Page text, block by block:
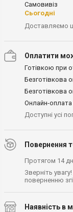
Самовивіз
Сьогодні
Доставляємо
Оплатити
Готівкою при
Безготівкова
Безготівкова
Онлайн-
Доступні усі
Повернення
Протягом 14
Зверніть
поверненню
Наявність в